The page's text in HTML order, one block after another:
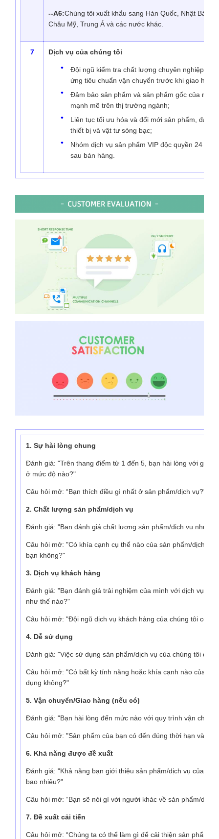
--A6:Chúng tôi xuất khẩu sang Hàn Quốc, Nhật Bản,
Châu Mỹ, Trung Á và các nước khác.
7 Dịch vụ của chúng tôi
Đội ngũ kiểm tra chất lượng chuyên nghiệp để
ứng tiêu chuẩn vận chuyển trước khi giao hàng;
Đảm bảo sản phẩm và sản phẩm gốc của nhà
mạnh mẽ trên thị trường ngành;
Liên tục tối ưu hóa và đổi mới sản phẩm, đáp
thiết bị và vật tư sòng bạc;
Nhóm dịch vụ sản phẩm VIP độc quyền 24 giờ
sau bán hàng.
1. Sự hài lòng chung
Đánh giá: "Trên thang điểm từ 1 đến 5, bạn hài lòng với giao
ở mức độ nào?"
Câu hỏi mở: “Bạn thích điều gì nhất ở sản phẩm/dịch vụ?”
2. Chất lượng sản phẩm/dịch vụ
Đánh giá: "Bạn đánh giá chất lượng sản phẩm/dịch vụ như
Câu hỏi mở: "Có khía cạnh cụ thể nào của sản phẩm/dịch vụ
bạn không?"
3. Dịch vụ khách hàng
Đánh giá: "Bạn đánh giá trải nghiệm của mình với dịch vụ
như thế nào?"
Câu hỏi mở: "Đội ngũ dịch vụ khách hàng của chúng tôi có
4. Dễ sử dụng
Đánh giá: "Việc sử dụng sản phẩm/dịch vụ của chúng tôi dễ
Câu hỏi mở: "Có bất kỳ tính năng hoặc khía cạnh nào của
dụng không?"
5. Vận chuyển/Giao hàng (nếu có)
Đánh giá: "Bạn hài lòng đến mức nào với quy trình vận
Câu hỏi mở: "Sản phẩm của bạn có đến đúng thời hạn và
6. Khả năng được đề xuất
Đánh giá: "Khả năng bạn giới thiệu sản phẩm/dịch vụ của
bao nhiêu?"
Câu hỏi mở: “Bạn sẽ nói gì với người khác về sản phẩm/dịch
7. Đề xuất cải tiến
Câu hỏi mở: “Chúng ta có thể làm gì để cải thiện sản phẩm/